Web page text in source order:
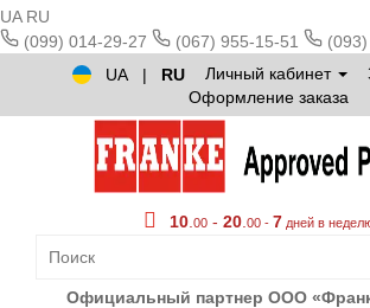
UA RU
(099) 014-29-27
(067) 955-15-51
UA
| RU Личный кабинет
Оформление заказа
10 00 - 20 00 - 7 дней в
Официальный партнер ООО